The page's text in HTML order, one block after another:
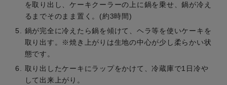
を取り出し、ケーキクーラーの上に鍋を乗せ、鍋が冷え
るまでそのまま置く。(約3時間)
鍋が完全に冷えたら鍋を傾けて、ヘラ等を使いケーキを
取り出す。※焼き上がりは生地の中心が少し柔らかい状
態です。
取り出したケーキにラップをかけて、冷蔵庫で1日冷や
して出来上がり。